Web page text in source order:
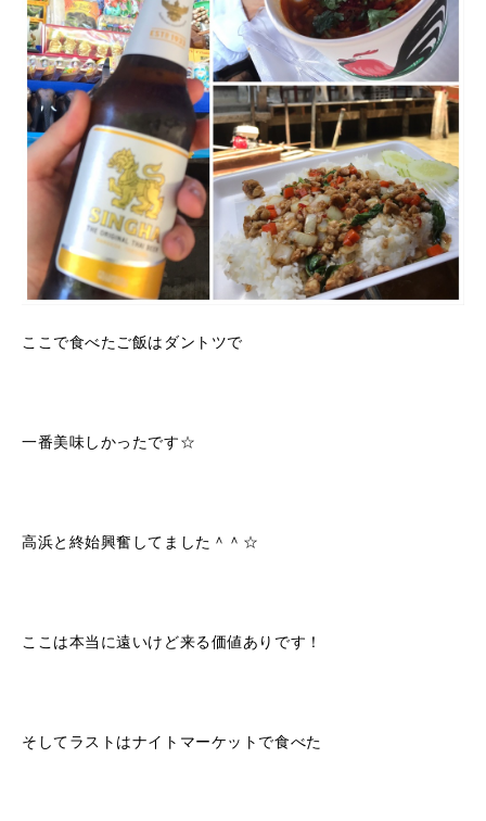
ここで食べたご飯はダントツで
一番美味しかったです☆
高浜と終始興奮してました＾＾☆
ここは本当に遠いけど来る価値ありです！
そしてラストはナイトマーケットで食べた